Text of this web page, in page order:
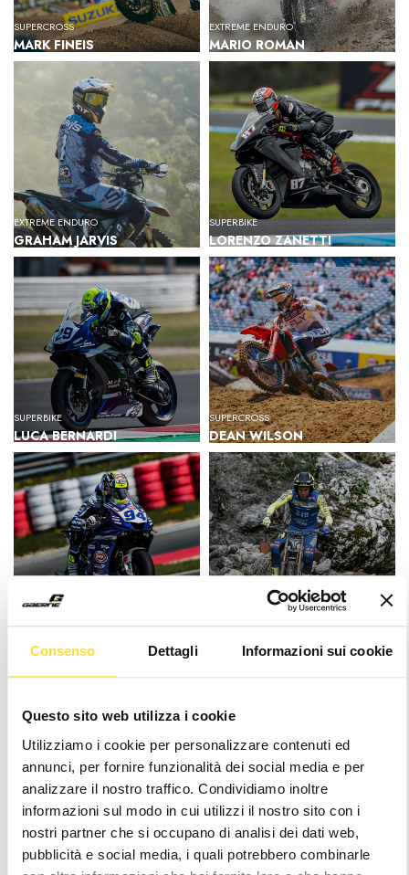
Consenso Dettagli Informazioni sui cookie
Questo sito web utilizza i cookie
Utilizziamo i cookie per personalizzare contenuti ed
annunci, per fornire funzionalità dei social media e per
analizzare il nostro traffico. Condividiamo inoltre
informazioni sul modo in cui utilizzi il nostro sito con i
nostri partner che si occupano di analisi dei dati web,
pubblicità e social media, i quali potrebbero combinarle
SUPERCROSS
MARK FINEIS
EXTREME ENDURO
MARIO ROMAN
EXTREME ENDURO
GRAHAM JARVIS
SUPERBIKE
LORENZO ZANETTI
SUPERBIKE
LUCA BERNARDI
SUPERCROSS
DEAN WILSON
FEDERICO CARICASULO ARNAU FARRE
SUPERCROSS
BILLY LANINOVICH
RALLY DAKAR
RUI GONCALVES